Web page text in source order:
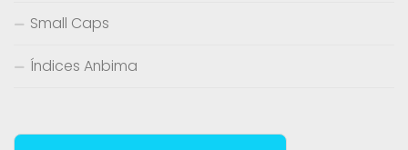
Small Caps
Índices Anbima